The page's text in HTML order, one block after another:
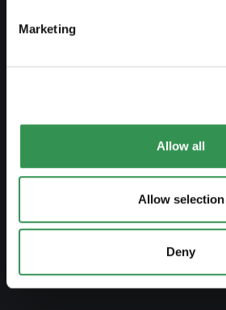
Marketing
Allow all
Allow selection
Deny
Déclaration d'impôts
Écosystème
Prix pour jeunes entrepreneurs
Programme de recommandation